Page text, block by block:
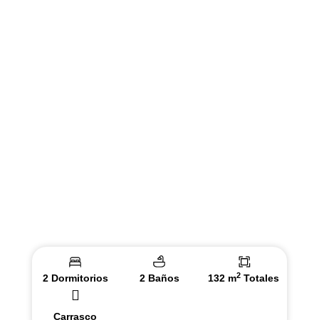
2 Dormitorios 2 Baños 132 m2 Totales
Carrasco